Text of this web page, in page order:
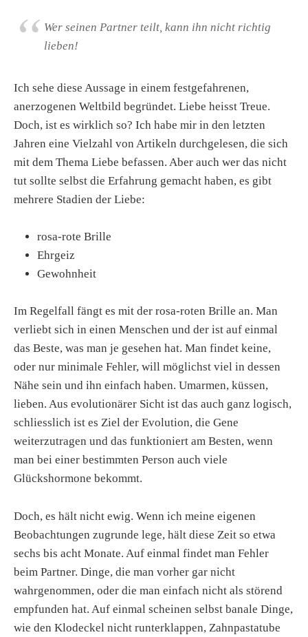
Wer seinen Partner teilt, kann ihn nicht richtig
lieben!
Ich sehe diese Aussage in einem festgefahrenen,
anerzogenen Weltbild begründet. Liebe heisst Treue.
Doch, ist es wirklich so? Ich habe mir in den letzten
Jahren eine Vielzahl von Artikeln durchgelesen, die sich
mit dem Thema Liebe befassen. Aber auch wer das nicht
tut sollte selbst die Erfahrung gemacht haben, es gibt
mehrere Stadien der Liebe:
rosa-rote Brille
Ehrgeiz
Gewohnheit
Im Regelfall fängt es mit der rosa-roten Brille an. Man
verliebt sich in einen Menschen und der ist auf einmal
das Beste, was man je gesehen hat. Man findet keine,
oder nur minimale Fehler, will möglichst viel in dessen
Nähe sein und ihn einfach haben. Umarmen, küssen,
lieben. Aus evolutionärer Sicht ist das auch ganz logisch,
schliesslich ist es Ziel der Evolution, die Gene
weiterzutragen und das funktioniert am Besten, wenn
man bei einer bestimmten Person auch viele
Glückshormone bekommt.
Doch, es hält nicht ewig. Wenn ich meine eigenen
Beobachtungen zugrunde lege, hält diese Zeit so etwa
sechs bis acht Monate. Auf einmal findet man Fehler
beim Partner. Dinge, die man vorher gar nicht
wahrgenommen, oder die man einfach nicht als störend
empfunden hat. Auf einmal scheinen selbst banale Dinge,
wie den Klodeckel nicht runterklappen, Zahnpastatube